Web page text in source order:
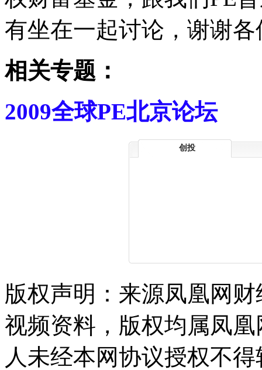
有坐在一起讨论，谢谢各
相关专题：
2009全球PE北京论坛
创投
版权声明：来源凤凰网
视频资料，版权均属凤
人未经本网协议授权不